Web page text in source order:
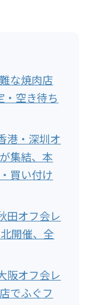
な焼肉店
・空き待ち
港・深圳オ
集結、本
買い付け
田オフ会レ
開催、全
阪オフ会レ
でふぐフ